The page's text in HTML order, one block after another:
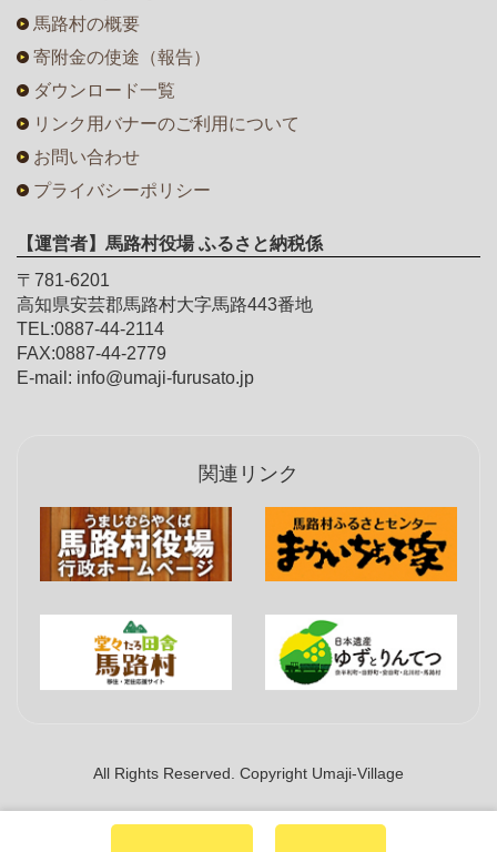
馬路村の概要
寄附金の使途（報告）
ダウンロード一覧
リンク用バナーのご利用について
お問い合わせ
プライバシーポリシー
【運営者】馬路村役場 ふるさと納税係
〒781-6201
高知県安芸郡馬路村大字馬路443番地
TEL:0887-44-2114
FAX:0887-44-2779
E-mail: info@umaji-furusato.jp
関連リンク
All Rights Reserved. Copyright Umaji-Village